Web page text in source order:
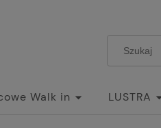
Walk in LUSTRA